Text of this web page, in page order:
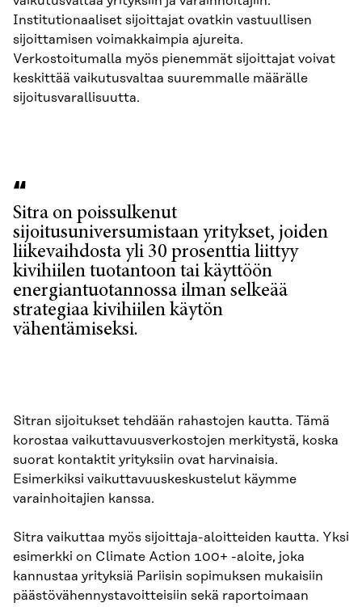
Institutionaaliset sijoittajat ovatkin vastuullisen
sijoittamisen voimakkaimpia ajureita.
Verkostoitumalla myös pienemmät sijoittajat voivat
keskittää vaikutusvaltaa suuremmalle määrälle
sijoitusvarallisuutta.
Sitra on poissulkenut
sijoitusuniversumistaan yritykset, joiden
liikevaihdosta yli 30 prosenttia liittyy
kivihiilen tuotantoon tai käyttöön
energiantuotannossa ilman selkeää
strategiaa kivihiilen käytön
vähentämiseksi.
Sitran sijoitukset tehdään rahastojen kautta. Tämä
korostaa vaikuttavuusverkostojen merkitystä, koska
suorat kontaktit yrityksiin ovat harvinaisia.
Esimerkiksi vaikuttavuuskeskustelut käymme
varainhoitajien kanssa.
Sitra vaikuttaa myös sijoittaja-aloitteiden kautta. Yksi
esimerkki on Climate Action 100+ -aloite, joka
kannustaa yrityksiä Pariisin sopimuksen mukaisiin
päästövähennystavoitteisiin sekä raportoimaan